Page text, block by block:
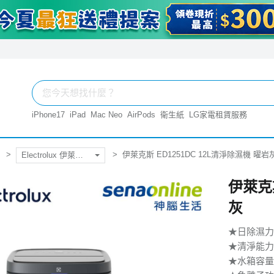
iPhone17 iPad Mac Neo AirPods 衛生紙 LG家電租賃服務
伊萊克斯 ED1251DC 12L清淨除濕機 曜岩
伊萊
灰
★日除濕力
★清淨能力
★水箱容